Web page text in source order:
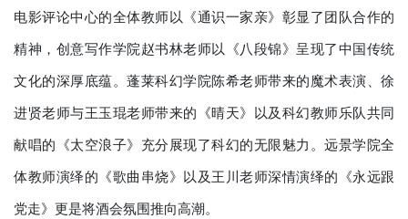
电影评论中心的全体教师以《通识一家亲》彰显了团队合作的
精神，创意写作学院赵书林老师以《八段锦》呈现了中国传统
文化的深厚底蕴。蓬莱科幻学院陈希老师带来的魔术表演、徐
进贤老师与王玉琨老师带来的《晴天》以及科幻教师乐队共同
献唱的《太空浪子》充分展现了科幻的无限魅力。远景学院全
体教师演绎的《歌曲串烧》以及王川老师深情演绎的《永远跟
党走》更是将酒会氛围推向高潮。